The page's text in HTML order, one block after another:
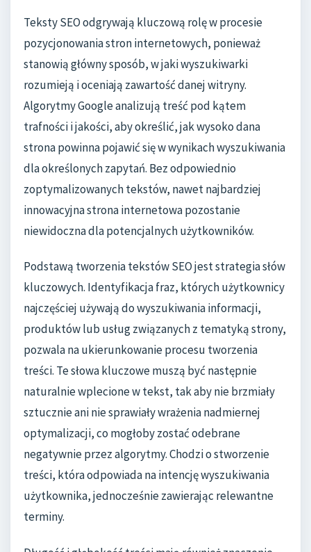
Teksty SEO odgrywają kluczową rolę w procesie
pozycjonowania stron internetowych, ponieważ
stanowią główny sposób, w jaki wyszukiwarki
rozumieją i oceniają zawartość danej witryny.
Algorytmy Google analizują treść pod kątem
trafności i jakości, aby określić, jak wysoko dana
strona powinna pojawić się w wynikach wyszukiwania
dla określonych zapytań. Bez odpowiednio
zoptymalizowanych tekstów, nawet najbardziej
innowacyjna strona internetowa pozostanie
niewidoczna dla potencjalnych użytkowników.
Podstawą tworzenia tekstów SEO jest strategia słów
kluczowych. Identyfikacja fraz, których użytkownicy
najczęściej używają do wyszukiwania informacji,
produktów lub usług związanych z tematyką strony,
pozwala na ukierunkowanie procesu tworzenia
treści. Te słowa kluczowe muszą być następnie
naturalnie wplecione w tekst, tak aby nie brzmiały
sztucznie ani nie sprawiały wrażenia nadmiernej
optymalizacji, co mogłoby zostać odebrane
negatywnie przez algorytmy. Chodzi o stworzenie
treści, która odpowiada na intencję wyszukiwania
użytkownika, jednocześnie zawierając relewantne
terminy.